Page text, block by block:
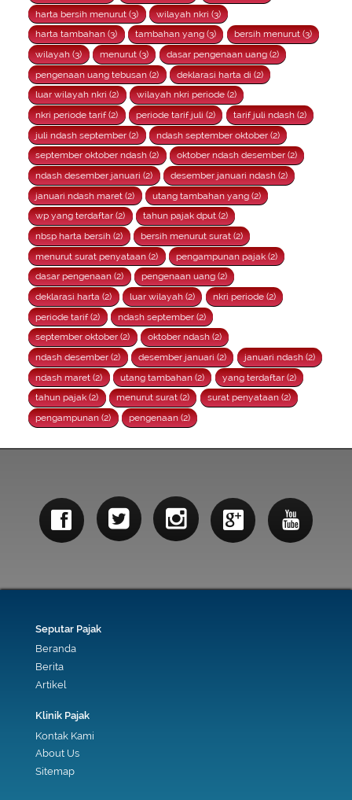
harta bersih menurut (3)
wilayah nkri (3)
harta tambahan (3)
tambahan yang (3)
bersih menurut (3)
wilayah (3)
menurut (3)
dasar pengenaan uang (2)
pengenaan uang tebusan (2)
deklarasi harta di (2)
luar wilayah nkri (2)
wilayah nkri periode (2)
nkri periode tarif (2)
periode tarif juli (2)
tarif juli ndash (2)
juli ndash september (2)
ndash september oktober (2)
september oktober ndash (2)
oktober ndash desember (2)
ndash desember januari (2)
desember januari ndash (2)
januari ndash maret (2)
utang tambahan yang (2)
wp yang terdaftar (2)
tahun pajak dput (2)
nbsp harta bersih (2)
bersih menurut surat (2)
menurut surat penyataan (2)
pengampunan pajak (2)
dasar pengenaan (2)
pengenaan uang (2)
deklarasi harta (2)
luar wilayah (2)
nkri periode (2)
periode tarif (2)
ndash september (2)
september oktober (2)
oktober ndash (2)
ndash desember (2)
desember januari (2)
januari ndash (2)
ndash maret (2)
utang tambahan (2)
yang terdaftar (2)
tahun pajak (2)
menurut surat (2)
surat penyataan (2)
pengampunan (2)
pengenaan (2)
Seputar Pajak
Beranda
Berita
Artikel
Klinik Pajak
Kontak Kami
About Us
Sitemap